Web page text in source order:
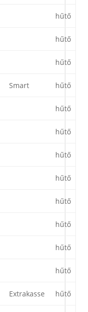
hűtő
hűtő
hűtő
Smart hűtő
hűtő
hűtő
hűtő
hűtő
hűtő
hűtő
hűtő
hűtő
Extrakasse hűtő